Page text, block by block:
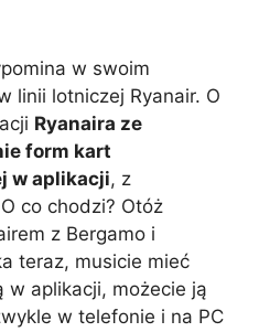
w swoim
linii lotniczej Ryanair. O
Ryanaira ze
form kart
w aplikacji, z
co chodzi? Otóż
z Bergamo i
teraz, musicie mieć
w aplikacji, możecie ją
w telefonie i na PC